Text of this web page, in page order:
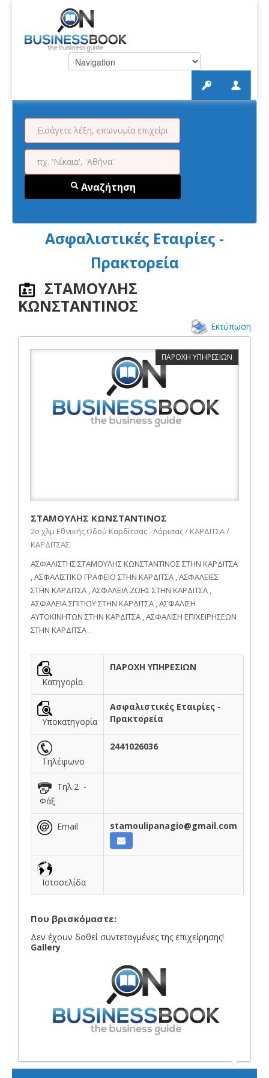
Αναζήτηση
Ασφαλιστικές Εταιρίες -
Πρακτορεία
ΣΤΑΜΟΥΛΗΣ
ΚΩΝΣΤΑΝΤΙΝΟΣ
Εκτύπωση
ΠΑΡΟΧΗ ΥΠΗΡΕΣΙΩΝ
ΣΤΑΜΟΥΛΗΣ ΚΩΝΣΤΑΝΤΙΝΟΣ
2ο χλμ Εθνικής Οδού Καρδίτσας - Λάρισας / ΚΑΡΔΙΤΣΑ /
ΚΑΡΔΙΤΣΑΣ
ΑΣΦΑΛΙΣΤΗΣ ΣΤΑΜΟΥΛΗΣ ΚΩΝΣΤΑΝΤΙΝΟΣ ΣΤΗΝ ΚΑΡΔΙΤΣΑ
, ΑΣΦΑΛΙΣΤΙΚΟ ΓΡΑΦΕΙΟ ΣΤΗΝ ΚΑΡΔΙΤΣΑ , ΑΣΦΑΛΕΙΕΣ
ΣΤΗΝ ΚΑΡΔΙΤΣΑ , ΑΣΦΑΛΕΙΑ ΖΩΗΣ ΣΤΗΝ ΚΑΡΔΙΤΣΑ ,
ΑΣΦΑΛΕΙΑ ΣΠΙΤΙΟΥ ΣΤΗΝ ΚΑΡΔΙΤΣΑ , ΑΣΦΑΛΙΣΗ
ΑΥΤΟΚΙΝΗΤΩΝ ΣΤΗΝ ΚΑΡΔΙΤΣΑ , ΑΣΦΑΛΙΣΗ ΕΠΙΧΕΙΡΗΣΕΩΝ
ΣΤΗΝ ΚΑΡΔΙΤΣΑ .
Κατηγορία
ΠΑΡΟΧΗ ΥΠΗΡΕΣΙΩΝ
Υποκατηγορία
Ασφαλιστικές Εταιρίες -
Πρακτορεία
Τηλέφωνο
2441026036
Τηλ.2 -
Φάξ
Email stamoulipanagio@gmail.com
Ιστοσελίδα
Που βρισκόμαστε:
Δεν έχουν δοθεί συντεταγμένες της επιχείρησης!
Gallery